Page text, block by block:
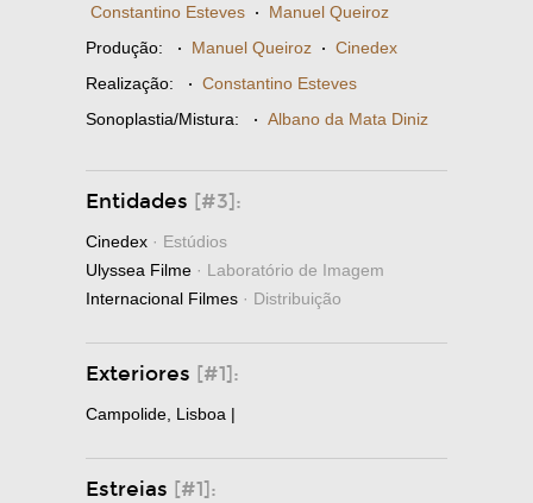
Constantino Esteves · Manuel Queiroz
Produção: · Manuel Queiroz · Cinedex
Realização: · Constantino Esteves
Sonoplastia/Mistura: · Albano da Mata Diniz
Entidades [#3]:
Cinedex · Estúdios
Ulyssea Filme · Laboratório de Imagem
Internacional Filmes · Distribuição
Exteriores [#1]:
Campolide, Lisboa |
Estreias [#1]: